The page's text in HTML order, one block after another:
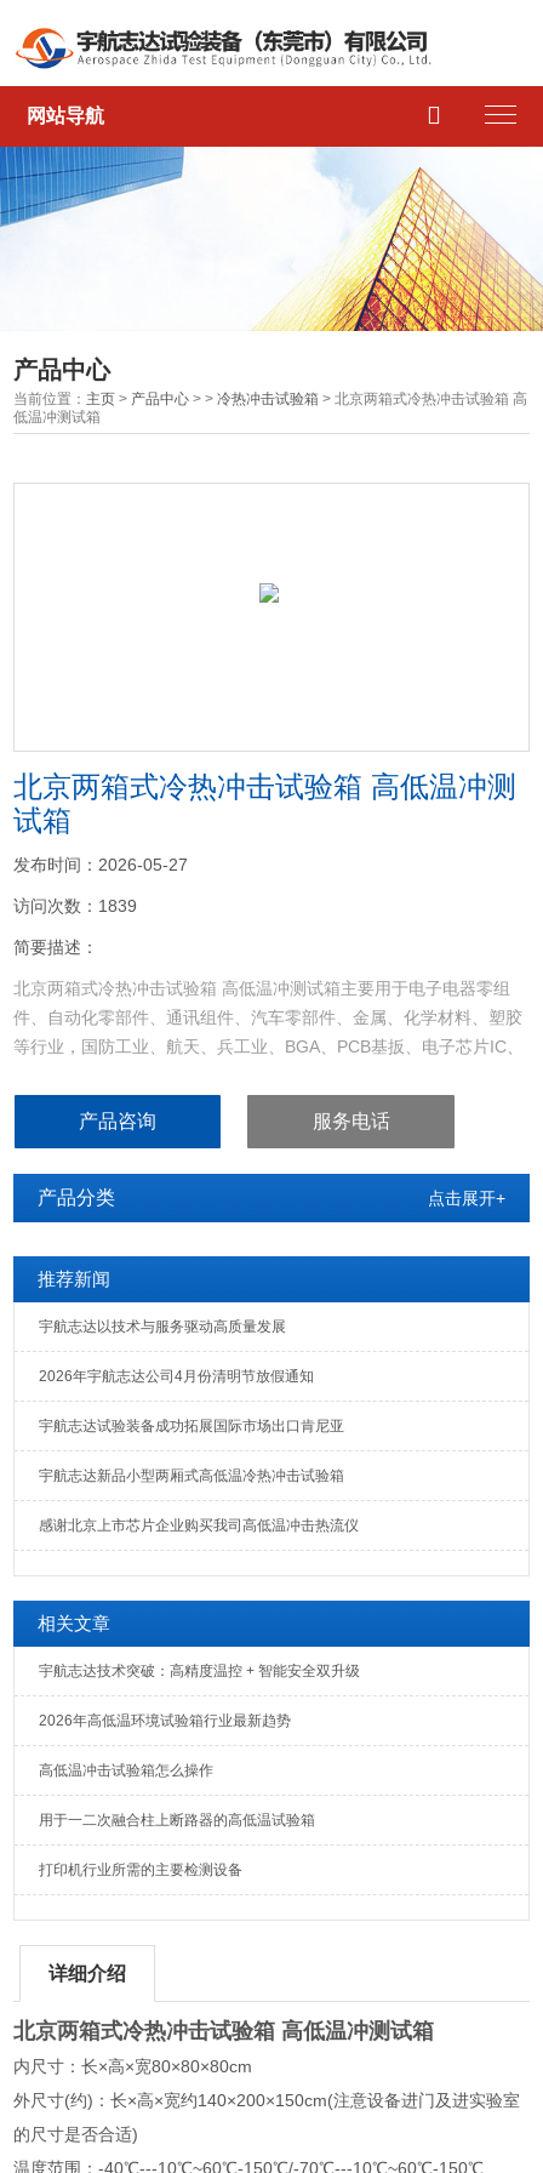
网站导航 
产品中心
当前位置： 主页 > 产品中心 > >冷热冲击试验箱 > 北京两箱式冷热冲击试验箱 高
低温冲测试箱
北京两箱式冷热冲击试验箱 高低温冲测
试箱
发布时间：2026-05-27
访问次数：1839
简要描述：
北京两箱式冷热冲击试验箱 高低温冲测试箱主要用于电子电器零组
件、自动化零部件、通讯组件、汽车零部件、金属、化学材料、塑胶
等行业，国防工业、航天、兵工业、BGA、PCB基扳、电子芯片IC、
产品咨询 服务电话
产品分类 点击展开+
推荐新闻
宇航志达以技术与服务驱动高质量发展
2026年宇航志达公司4月份清明节放假通知
宇航志达试验装备成功拓展国际市场出口肯尼亚
宇航志达新品小型两厢式高低温冷热冲击试验箱
感谢北京上市芯片企业购买我司高低温冲击热流仪
相关文章
宇航志达技术突破：高精度温控 + 智能安全双升级
2026年高低温环境试验箱行业最新趋势
高低温冲击试验箱怎么操作
用于一二次融合柱上断路器的高低温试验箱
打印机行业所需的主要检测设备
详细介绍
北京两箱式冷热冲击试验箱 高低温冲测试箱
内尺寸：长×高×宽80×80×80cm
外尺寸(约)：长×高×宽约140×200×150cm(注意设备进门及进实验室
的尺寸是否合适)
温度范围：-40℃---10℃~60℃-150℃/-70℃---10℃~60℃-150℃